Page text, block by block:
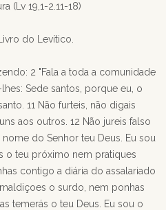
(Lv 19,1-2.11-18)
do Levítico.
2 "Fala a toda a comunidade
Sede santos, porque eu, o
11 Não furteis, não digais
aos outros. 12 Não jureis falso
do Senhor teu Deus. Eu sou
o teu próximo nem pratiques
contigo a diária do assalariado
o surdo, nem ponhas
temerás o teu Deus. Eu sou o